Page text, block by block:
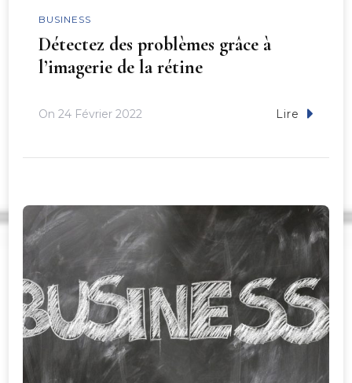
BUSINESS
Détectez des problèmes grâce à
l’imagerie de la rétine
On 24 Février 2022 Lire